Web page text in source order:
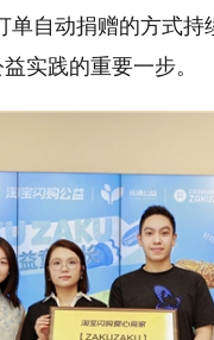
单自动捐赠的方式
实践的重要一步。